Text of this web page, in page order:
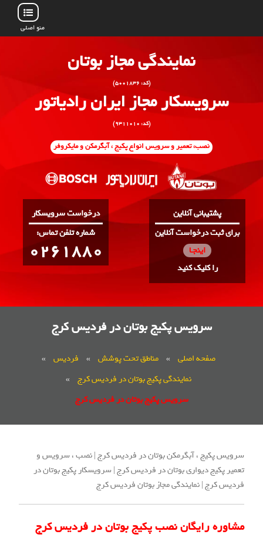
منو اصلی
نمایندگی مجاز بوتان
(کد: ۵۰۰۱۸۳۶)
سرویسکار مجاز ایران رادیاتور
(کد: ۹۳۱۱۰۱۰)
نصب، تعمیر و سرویس انواع پکیج ، آبگرمکن و مایکروفر
پشتیبانی آنلاین
برای ثبت درخواست آنلاین
اینجـا
را کلیک کنید
درخواست سرویسکار
:شماره تلفن تماس
0261880
سرویس پکیج بوتان در فردیس کرج
صفحه اصلی » مناطق تحت پوشش » فردیس
»
نمایندگی پکیج بوتان در فردیس کرج
»
سرویس پکیج بوتان در فردیس کرج
سرویس پکیج ، آبگرمکن بوتان در فردیس کرج | نصب ، سرویس و
تعمیر پکیج دیواری بوتان در فردیس کرج | سرویسکار پکیج بوتان در
فردیس کرج | نمایندگی مجاز بوتان فردیس کرج
مشاوره رایگان نصب پکیج بوتان در فردیس کرج